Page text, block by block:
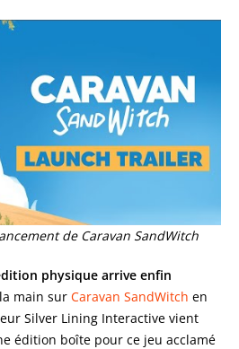
de Caravan SandWitch
physique arrive enfin
main sur Caravan SandWitch en
Silver Lining Interactive vient
édition boîte pour ce jeu acclamé